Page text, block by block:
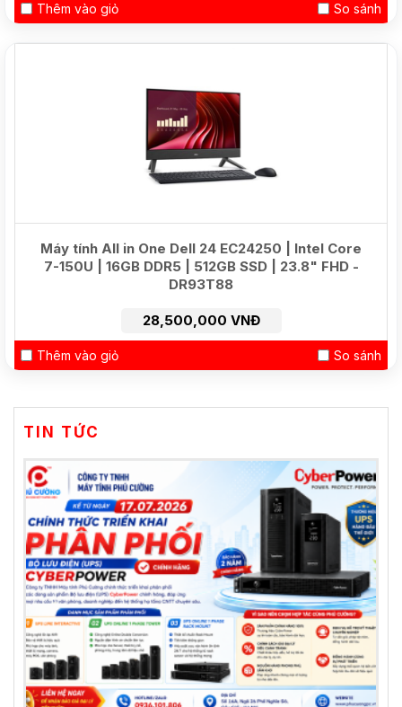
Thêm vào giỏ So sánh
Máy tính All in One Dell 24 EC24250 | Intel Core
7-150U | 16GB DDR5 | 512GB SSD | 23.8" FHD -
DR93T88
28,500,000 VNĐ
Thêm vào giỏ So sánh
TIN TỨC